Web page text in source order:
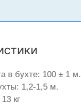
в бухте: 100 ± 1 м.
1,2-1,5 м.
кг